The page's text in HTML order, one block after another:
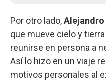
Por otro lado,Alejandro
que mueve cielo y
reunirse en persona a
Así lo hizo en un viaje
motivos personales al